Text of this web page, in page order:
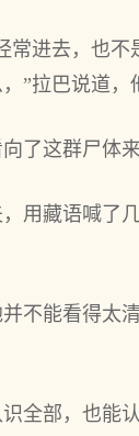
常进去，也
”拉巴说道，
了这群尸体
用藏语喊了
不能看得太
全部，也能